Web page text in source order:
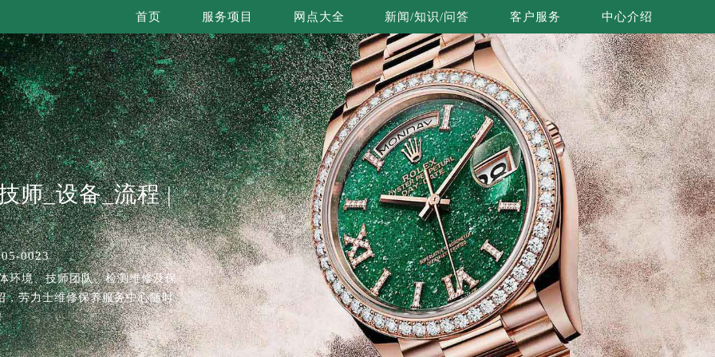
首页 服务项目 网点大全 新闻/知识/问答 客户服务 中心介绍
师_设备_流程 |
0023
环境、技师团队、检测维修及保
，劳力士维修保养服务中心随时